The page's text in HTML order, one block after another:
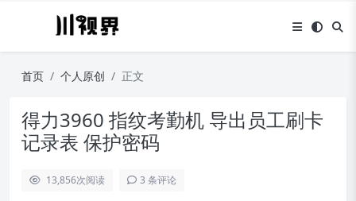
首页 个人原创 正文
得力3960 指纹考勤机 导出员工刷卡
记录表 保护密码
13,856次阅读 3 条评论